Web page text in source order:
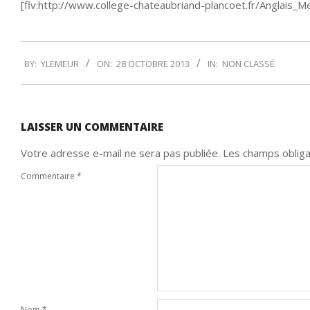
[flv:http://www.college-chateaubriand-plancoet.fr/
10-
28
BY: YLEMEUR ON: 28 OCTOBRE 2013 IN: NON CLASSÉ
LAISSER UN COMMENTAIRE
Votre adresse e-mail ne sera pas publiée. Les champs
Commentaire *